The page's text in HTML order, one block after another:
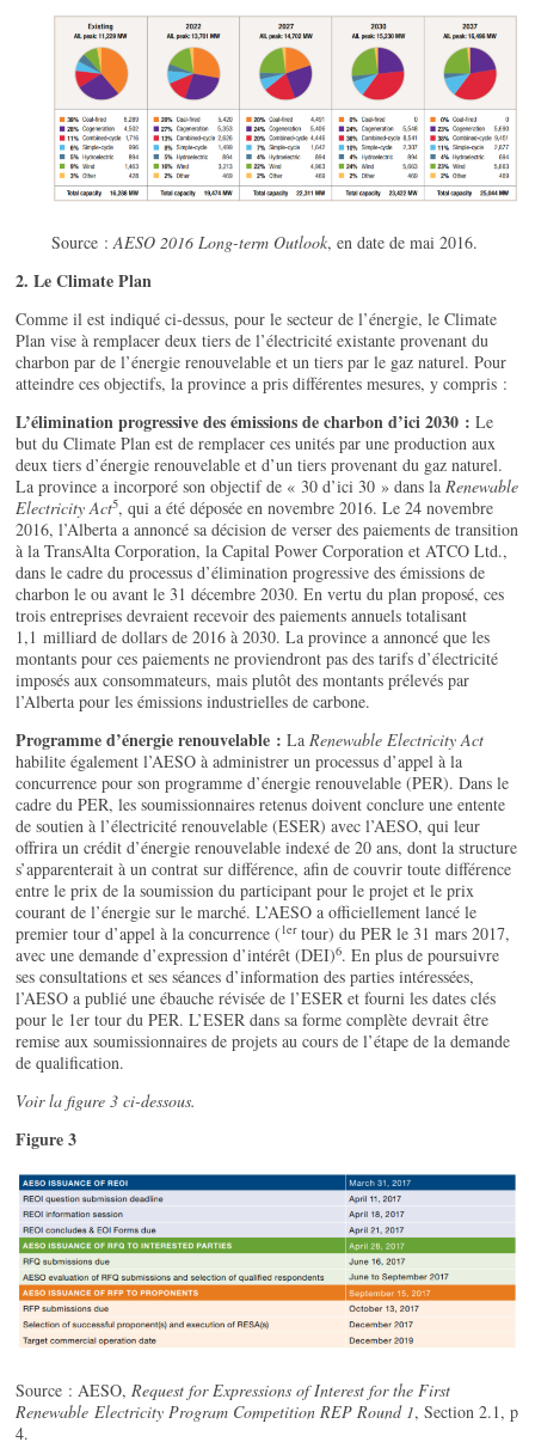
Source :AESO 2016 Long-term Outlook, en date de mai 2016.
2. Le Climate Plan
Comme il est indiqué ci-dessus, pour le secteur de l’énergie, le Climate
Plan vise à remplacer deux tiers de l’électricité existante provenant du
charbon par de l’énergie renouvelable et un tiers par le gaz naturel. Pour
atteindre ces objectifs, la province a pris différentes mesures, y compris :
L’élimination progressive des émissions de charbon d’ici 2030 :Le
but du Climate Plan est de remplacer ces unités par une production aux
deux tiers d’énergie renouvelable et d’un tiers provenant du gaz naturel.
La province a incorporé son objectif de « 30 d’ici 30 » dans laRenewable
Electricity Act5, qui a été déposée en novembre 2016. Le 24 novembre
2016, l’Alberta a annoncé sa décision de verser des paiements de transition
à la TransAlta Corporation, la Capital Power Corporation et ATCO Ltd.,
dans le cadre du processus d’élimination progressive des émissions de
charbon le ou avant le 31 décembre 2030. En vertu du plan proposé, ces
trois entreprises devraient recevoir des paiements annuels totalisant
1,1 milliard de dollars de 2016 à 2030. La province a annoncé que les
montants pour ces paiements ne proviendront pas des tarifs d’électricité
imposés aux consommateurs, mais plutôt des montants prélevés par
l’Alberta pour les émissions industrielles de carbone.
Programme d’énergie renouvelable :LaRenewable Electricity Act
habilite également l’AESO à administrer un processus d’appel à la
concurrence pour son programme d’énergie renouvelable (PER). Dans le
cadre du PER, les soumissionnaires retenus doivent conclure une entente
de soutien à l’électricité renouvelable (ESER) avec l’AESO, qui leur
offrira un crédit d’énergie renouvelable indexé de 20 ans, dont la structure
s’apparenterait à un contrat sur différence, afin de couvrir toute différence
entre le prix de la soumission du participant pour le projet et le prix
courant de l’énergie sur le marché. L’AESO a officiellement lancé le
premier tour d’appel à la concurrence (1ertour) du PER le 31 mars 2017,
avec une demande d’expression d’intérêt (DEI)6. En plus de poursuivre
ses consultations et ses séances d’information des parties intéressées,
l’AESO a publié une ébauche révisée de l’ESER et fourni les dates clés
pour le 1er tour du PER. L’ESER dans sa forme complète devrait être
remise aux soumissionnaires de projets au cours de l’étape de la demande
de qualification.
Voir la figure 3 ci-dessous.
Figure 3
Source : AESO,Request for Expressions of Interest for the First
RenewableElectricity Program Competition REP Round 1, Section 2.1, p
4.